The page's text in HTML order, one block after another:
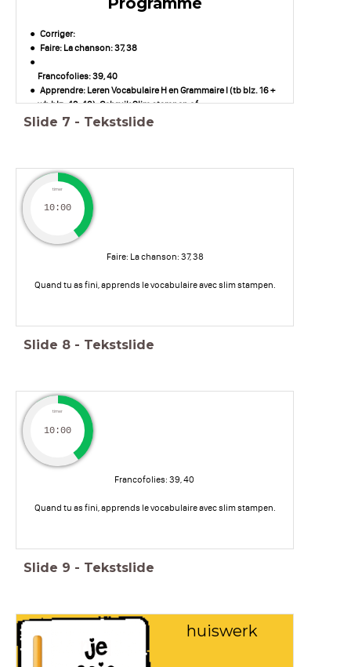
Corriger:
Faire: La chanson: 37, 38
Francofolies: 39, 40
Apprendre: Leren Vocabulaire H en Grammaire I (tb blz. 16 +
wb blz. 42-43).Gebruik Slim stampen of
Quizlet.
Slide 7 - Tekstslide
Faire: La chanson: 37, 38
Quand tu as fini, apprends le vocabulaire avec slim stampen.
timer
10:00
Slide 8 - Tekstslide
Francofolies: 39, 40
Quand tu as fini, apprends le vocabulaire avec slim stampen.
timer
10:00
Slide 9 - Tekstslide
huiswerk